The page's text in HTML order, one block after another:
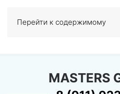
Перейти к содержимому
0
MASTERS